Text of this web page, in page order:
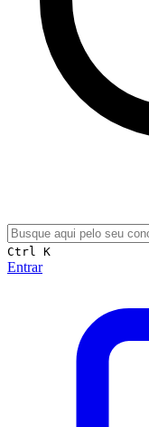
Ctrl K
Entrar